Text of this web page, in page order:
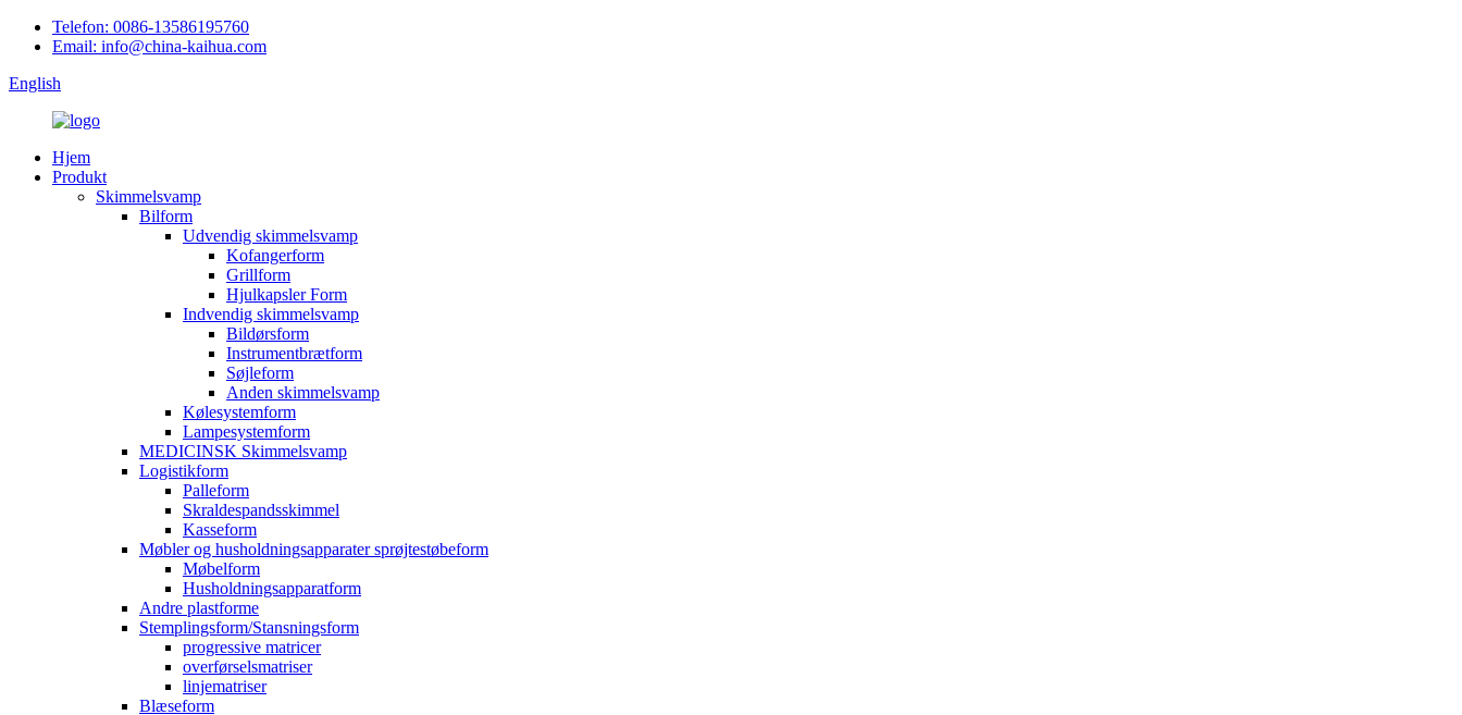
Telefon: 0086-13586195760
Email: info@china-kaihua.com
English
Hjem
Produkt
Skimmelsvamp
Bilform
Udvendig skimmelsvamp
Kofangerform
Grillform
Hjulkapsler Form
Indvendig skimmelsvamp
Bildørsform
Instrumentbrætform
Søjleform
Anden skimmelsvamp
Kølesystemform
Lampesystemform
MEDICINSK Skimmelsvamp
Logistikform
Palleform
Skraldespandsskimmel
Kasseform
Møbler og husholdningsapparater sprøjtestøbeform
Møbelform
Husholdningsapparatform
Andre plastforme
Stemplingsform/Stansningsform
progressive matricer
overførselsmatriser
linjematriser
Blæseform